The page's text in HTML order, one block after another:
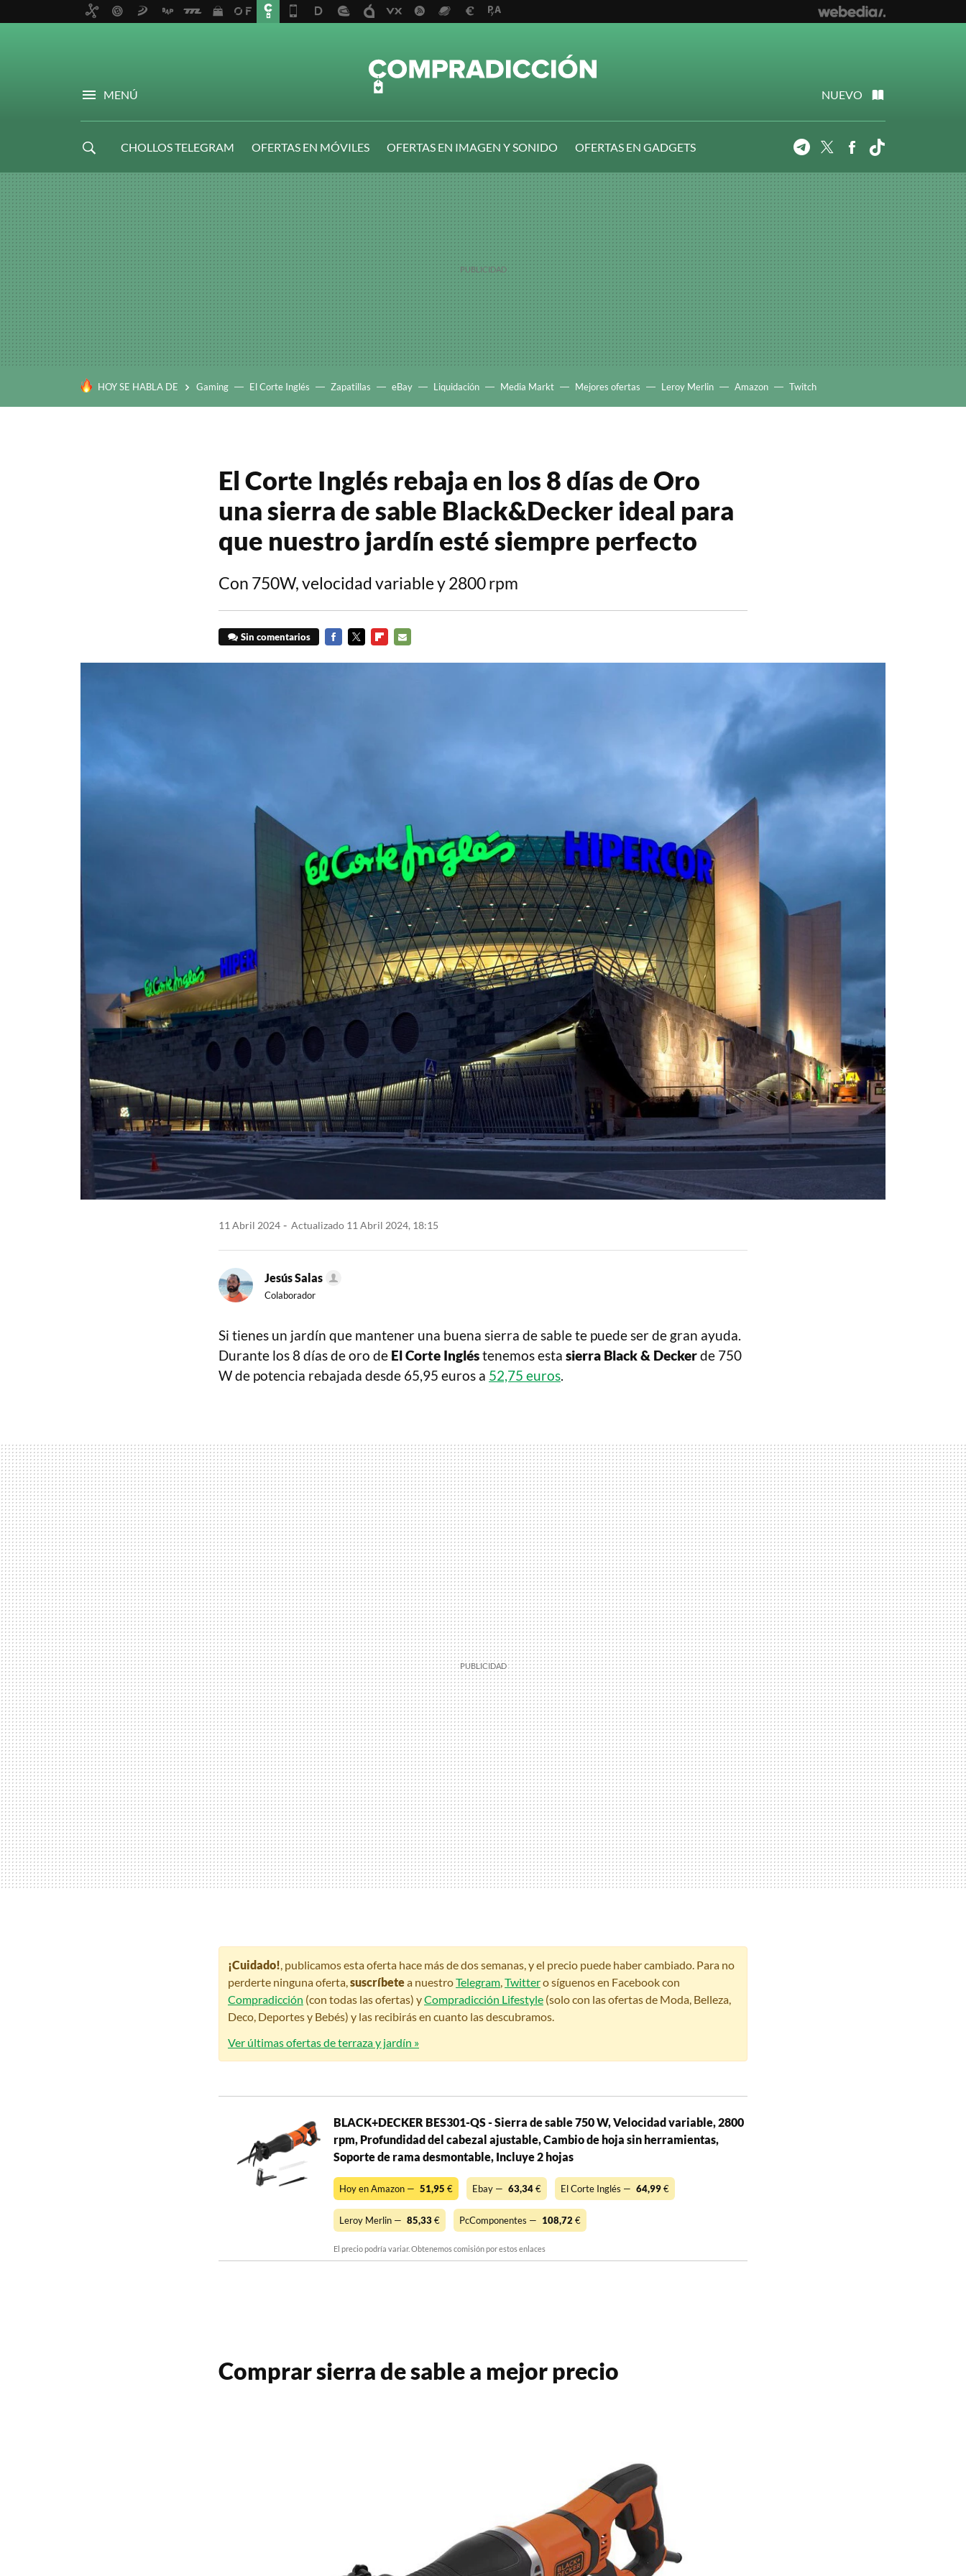
MENÚ NUEVO
CHOLLOS TELEGRAM OFERTAS EN MÓVILES OFERTAS EN IMAGEN Y SONIDO
OFERTAS EN GADGETS
TelegramTwitterFacebook
HOY SE HABLA DE Gaming El Corte Inglés Zapatillas eBay Liquidación Media Markt Mejores ofertas Leroy Merlin Amazon Twitch
El Corte Inglés rebaja en los 8 días de Oro
una sierra de sable Black&Decker ideal para
que nuestro jardín esté siempre perfecto
Con 750W, velocidad variable y 2800 rpm
Sin comentarios
11 Abril 2024 Actualizado 11 Abril 2024, 18:15
Jesús Salas
Colaborador
Si tienes un jardín que mantener una buena sierra de sable te puede ser de gran ayuda.
Durante los 8 días de oro de El Corte Ingléstenemos esta sierra Black & Deckerde 750
W de potencia rebajada desde 65,95 euros a 52,75 euros.
¡Cuidado! , publicamos esta oferta hace más de dos semanas, y el precio puede haber cambiado. Para no
perderte ninguna oferta, suscríbetea nuestroTelegram Twittero síguenos en Facebook con
Compradicción (con todas las ofertas) yCompradicción Lifestyle (solo con las ofertas de Moda, Belleza,
Deco, Deportes y Bebés) y las recibirás en cuanto las descubramos.
Ver últimas ofertas de terraza y jardín »
BLACK+DECKER BES301-QS - Sierra de sable 750 W, Velocidad variable, 2800
rpm, Profundidad del cabezal ajustable, Cambio de hoja sin herramientas,
Soporte de rama desmontable, Incluye 2 hojas
Hoy en Amazon — 51,95 € Ebay — 63,34€ El Corte Inglés — 64,99€
Leroy Merlin — 85,33€ PcComponentes — 108,72 €
El precio podría variar. Obtenemos comisión por estos enlaces
Comprar sierra de sable a mejor precio